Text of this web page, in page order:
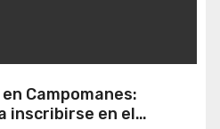
Campomanes:
inscribirse en el